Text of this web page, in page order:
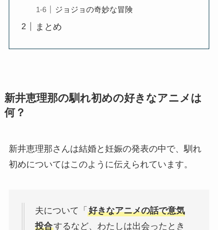
ジョジョの奇妙な冒険
まとめ
新井恵理那の馴れ初めの好きなアニメは
何？
新井恵理那さんは結婚と妊娠の発表の中で、馴れ
初めについてはこのように伝えられています。
夫について「 好きなアニメの話で意気
投合するなど、わたしは出会ったとき